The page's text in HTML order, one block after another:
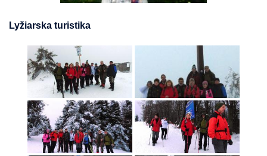
Lyžiarska turistika